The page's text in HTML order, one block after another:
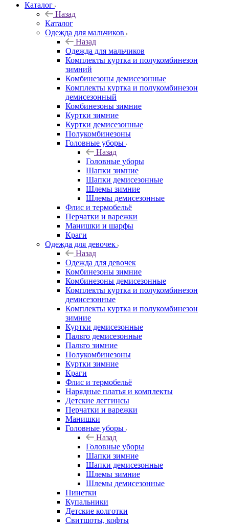
Каталог
Назад
Каталог
Одежда для мальчиков
Назад
Одежда для мальчиков
Комплекты куртка и полукомбинезон
зимний
Комбинезоны демисезонные
Комплекты куртка и полукомбинезон
демисезонный
Комбинезоны зимние
Куртки зимние
Куртки демисезонные
Полукомбинезоны
Головные уборы
Назад
Головные уборы
Шапки зимние
Шапки демисезонные
Шлемы зимние
Шлемы демисезонные
Флис и термобельё
Перчатки и варежки
Манишки и шарфы
Краги
Одежда для девочек
Назад
Одежда для девочек
Комбинезоны зимние
Комбинезоны демисезонные
Комплекты куртка и полукомбинезон
демисезонные
Комплекты куртка и полукомбинезон
зимние
Куртки демисезонные
Пальто демисезонные
Пальто зимние
Полукомбинезоны
Куртки зимние
Краги
Флис и термобельё
Нарядные платья и комплекты
Детские леггинсы
Перчатки и варежки
Манишки
Головные уборы
Назад
Головные уборы
Шапки зимние
Шапки демисезонные
Шлемы зимние
Шлемы демисезонные
Пинетки
Купальники
Детские колготки
Свитшоты, кофты